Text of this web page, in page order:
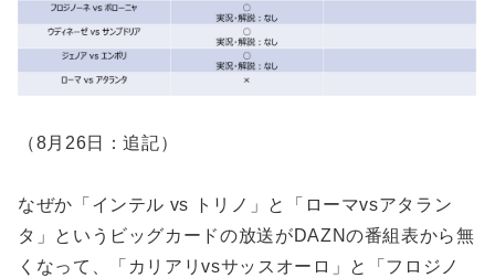
（8月26日：追記）
なぜか「インテル vs トリノ」と「ローマvsアタラン
タ」というビッグカードの放送がDAZNの番組表から無
くなって、「カリアリvsサッスオーロ」と「フロジノ